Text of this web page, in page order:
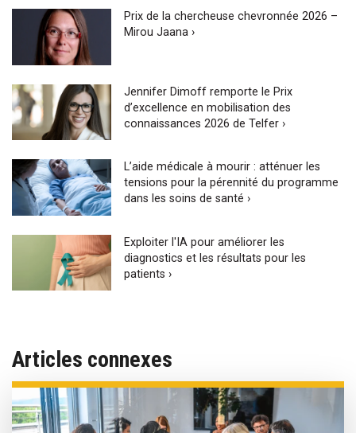
Prix de la chercheuse chevronnée 2026 –
Mirou Jaana ›
Jennifer Dimoff remporte le Prix
d’excellence en mobilisation des
connaissances 2026 de Telfer ›
L’aide médicale à mourir : atténuer les
tensions pour la pérennité du programme
dans les soins de santé ›
Exploiter l'IA pour améliorer les
diagnostics et les résultats pour les
patients ›
Articles connexes